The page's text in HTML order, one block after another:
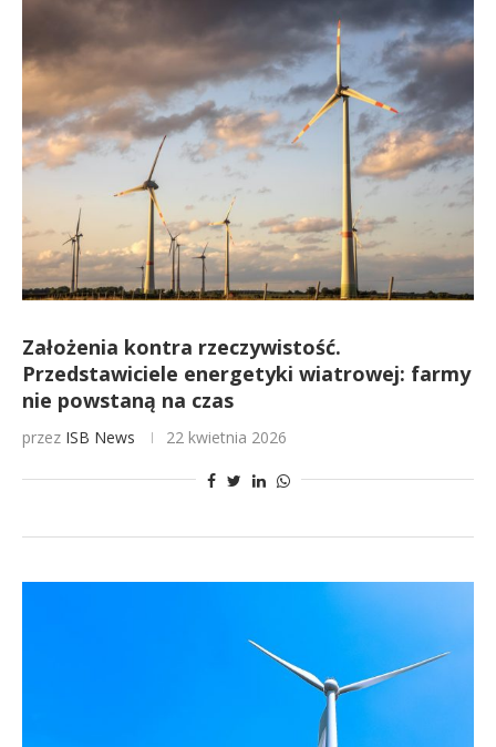
Założenia kontra rzeczywistość.
Przedstawiciele energetyki wiatrowej: farmy
nie powstaną na czas
przez ISB News 22 kwietnia 2026